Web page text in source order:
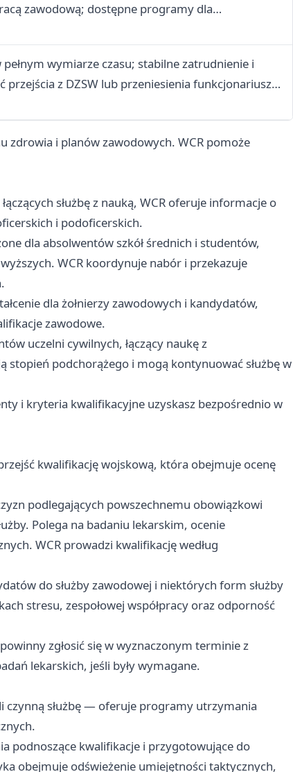
zawodową; dostępne programy dla
pełnym wymiarze czasu; stabilne zatrudnienie i
przejścia z DZSW lub przeniesienia funkcjonariuszy
zdrowia i planów zawodowych. WCR pomoże
służbę z nauką, WCR oferuje informacje o
i podoficerskich.
dla absolwentów szkół średnich i studentów,
WCR koordynuje nabór i przekazuje
dla żołnierzy zawodowych i kandydatów,
zawodowe.
uczelni cywilnych, łączący naukę z
podchorążego i mogą kontynuować służbę w
i kryteria kwalifikacyjne uzyskasz bezpośrednio w
kwalifikację wojskową, która obejmuje ocenę
podlegających powszechnemu obowiązkowi
Polega na badaniu lekarskim, ocenie
WCR prowadzi kwalifikację według
do służby zawodowej i niektórych form służby
stresu, zespołowej współpracy oraz odporność
zgłosić się w wyznaczonym terminie z
lekarskich, jeśli były wymagane.
czynną służbę — oferuje programy utrzymania
podnoszące kwalifikacje i przygotowujące do
obejmuje odświeżenie umiejętności taktycznych,